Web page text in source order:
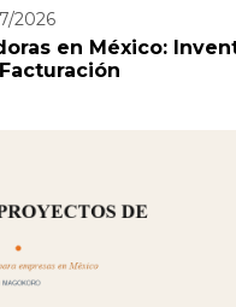
2026
en México: